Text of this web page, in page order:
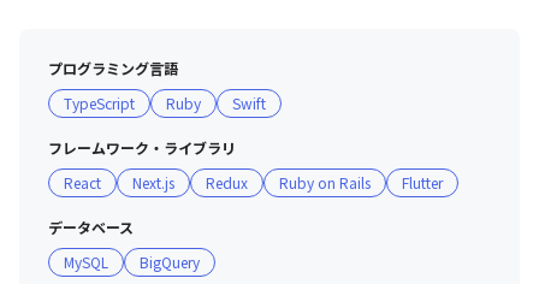
社会的な課題の解決に挑戦できる環境です。
プログラミング言語
TypeScript
Ruby Swift
フレームワーク・ライブラリ
React
Next.js Redux Ruby on Rails Flutter
データベース
MySQL
BigQuery